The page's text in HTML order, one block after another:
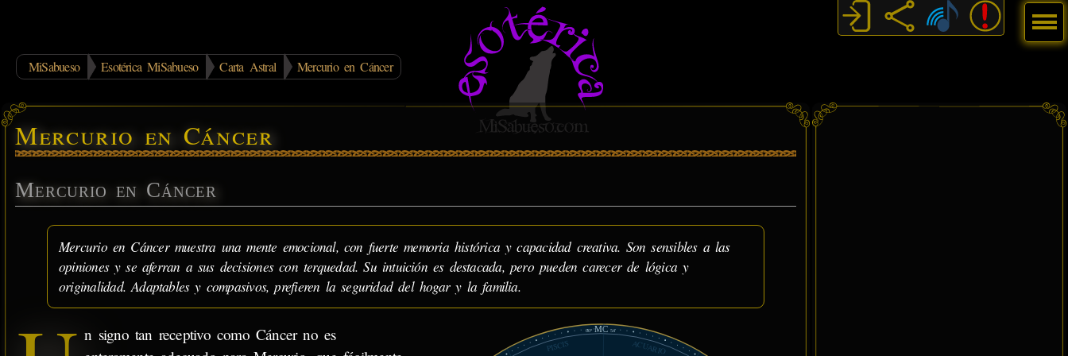
MiSabueso Esotérica MiSabueso Carta Astral Mercurio en Cáncer
Mercurio en Cáncer
Mercurio en Cáncer
Mercurio en Cáncer muestra una mente emocional, con fuerte memoria histórica y capacidad creativa. Son sensibles a las
opiniones y se aferran a sus decisiones con terquedad. Su intuición es destacada, pero pueden carecer de lógica y
originalidad. Adaptables y compasivos, prefieren la seguridad del hogar y la familia.
00°MC 54'
ACUARIO
PISCIS
n signo tan receptivo como Cáncer no es
Menú